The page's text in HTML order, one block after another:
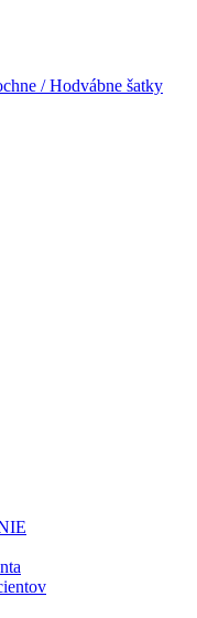
/ Hodvábne šatky